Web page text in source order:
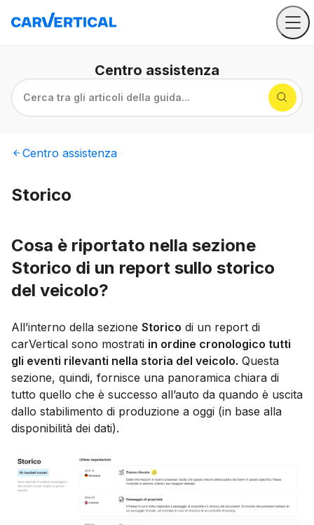
Centro assistenza
Cerca tra gli articoli della guida...
Centro assistenza
Storico
Cosa è riportato nella sezione
Storico di un report sullo storico
del veicolo?
All’interno della sezione Storico di un report di
carVertical sono mostrati in ordine cronologico tutti
gli eventi rilevanti nella storia del veicolo. Questa
sezione, quindi, fornisce una panoramica chiara di
tutto quello che è successo all’auto da quando è uscita
dallo stabilimento di produzione a oggi (in base alla
disponibilità dei dati).